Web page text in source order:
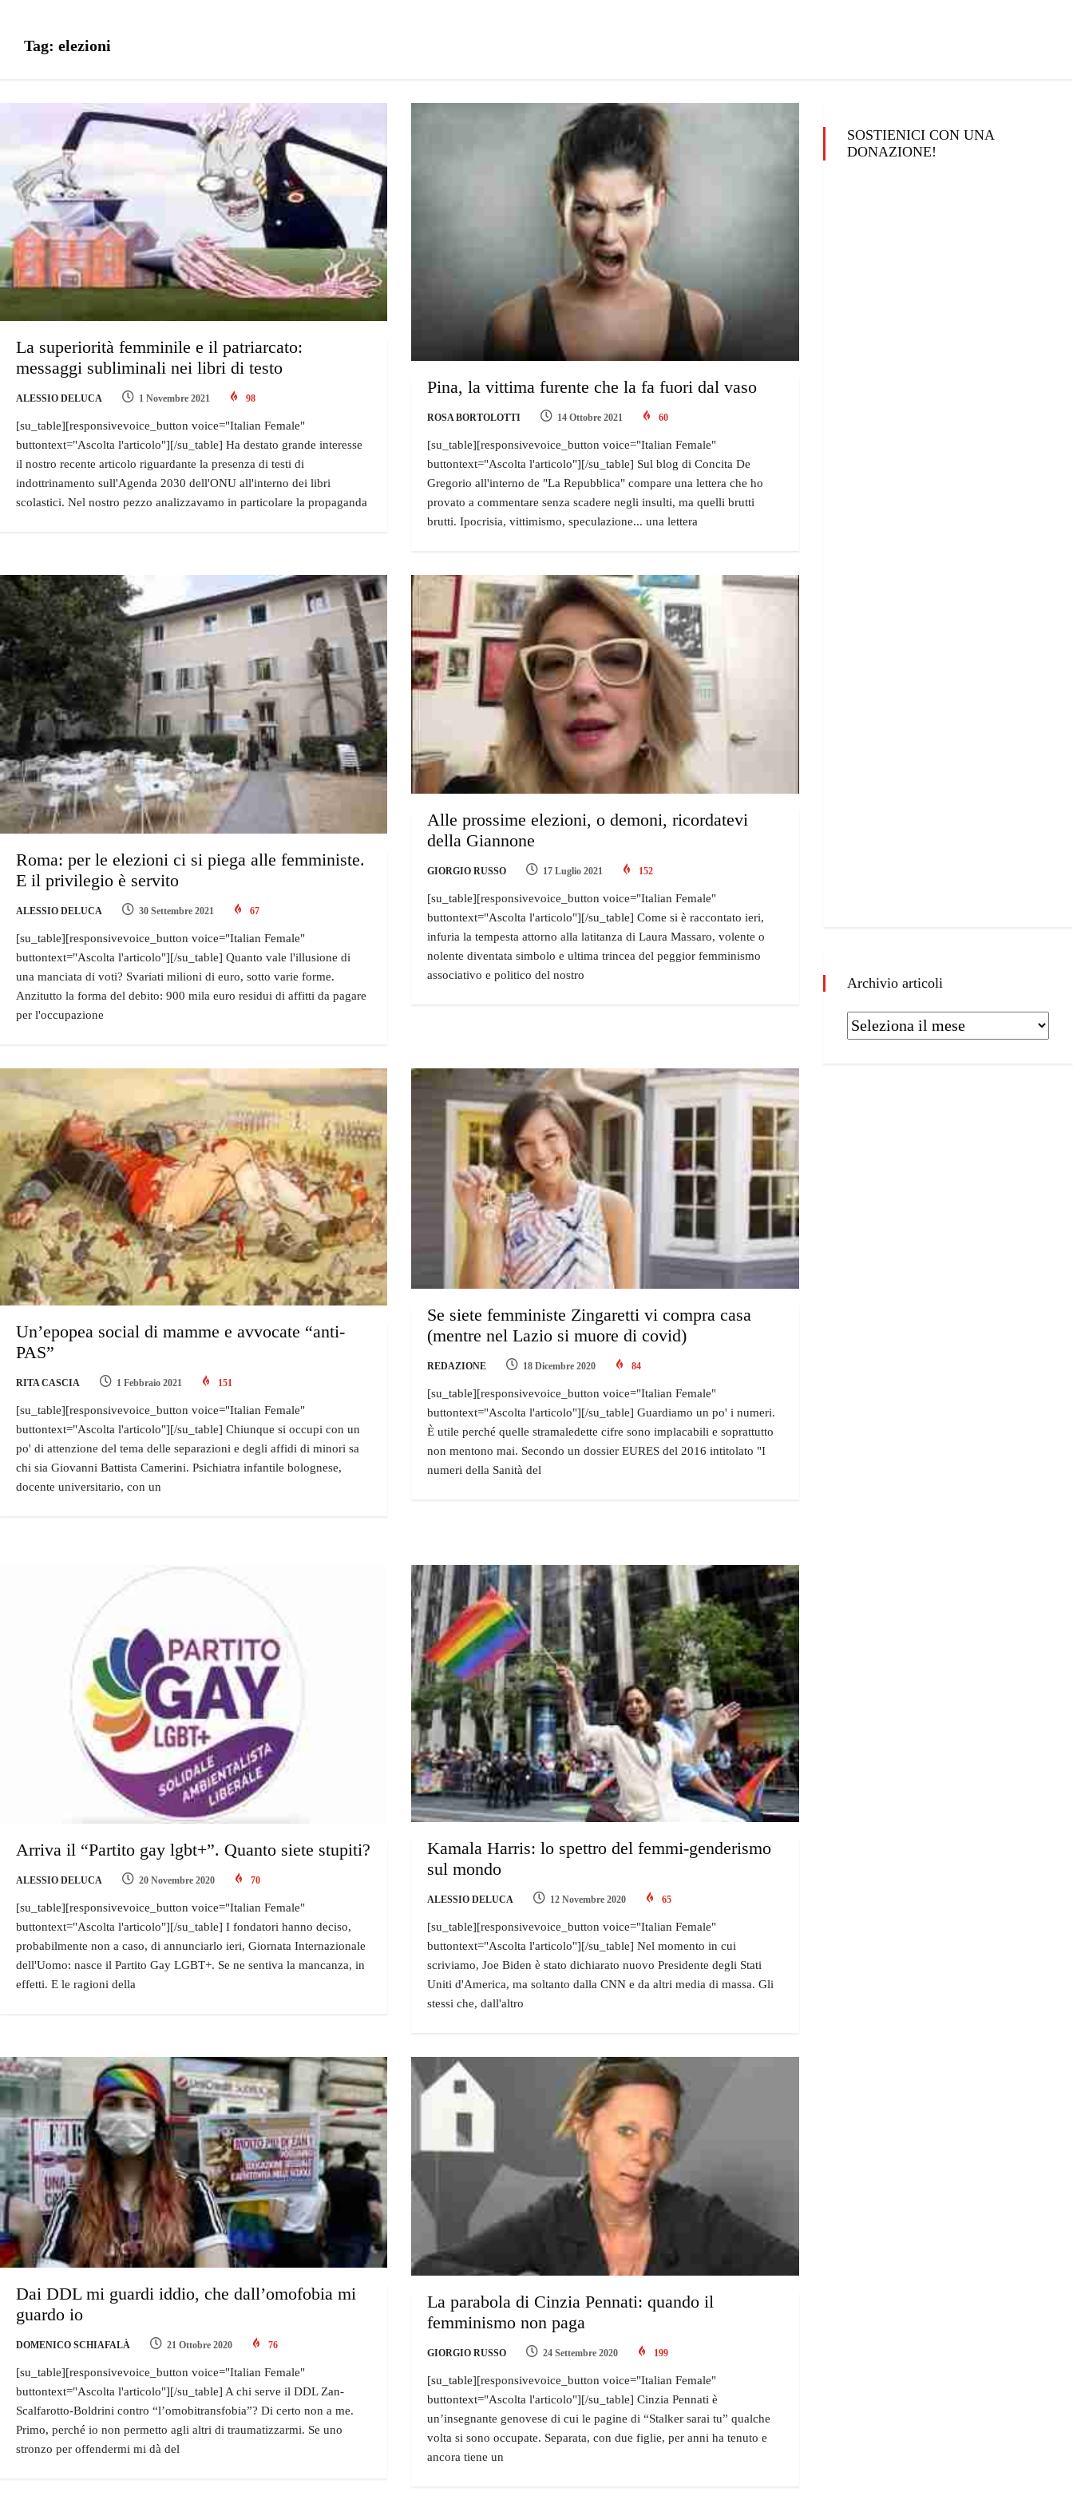
Tag: elezioni
La superiorità femminile e il patriarcato:
messaggi subliminali nei libri di testo
ALESSIO DELUCA 1 Novembre 2021 98
[su_table][responsivevoice_button voice="Italian Female"
buttontext="Ascolta l'articolo"][/su_table] Ha destato grande interesse
il nostro recente articolo riguardante la presenza di testi di
indottrinamento sull'Agenda 2030 dell'ONU all'interno dei libri
scolastici. Nel nostro pezzo analizzavamo in particolare la propaganda
Pina, la vittima furente che la fa fuori dal vaso
ROSA BORTOLOTTI 14 Ottobre 2021 60
[su_table][responsivevoice_button voice="Italian Female"
buttontext="Ascolta l'articolo"][/su_table] Sul blog di Concita De
Gregorio all'interno de "La Repubblica" compare una lettera che ho
provato a commentare senza scadere negli insulti, ma quelli brutti
brutti. Ipocrisia, vittimismo, speculazione... una lettera
Roma: per le elezioni ci si piega alle femministe.
E il privilegio è servito
ALESSIO DELUCA 30 Settembre 2021 67
[su_table][responsivevoice_button voice="Italian Female"
buttontext="Ascolta l'articolo"][/su_table] Quanto vale l'illusione di
una manciata di voti? Svariati milioni di euro, sotto varie forme.
Anzitutto la forma del debito: 900 mila euro residui di affitti da pagare
per l'occupazione
Alle prossime elezioni, o demoni, ricordatevi
della Giannone
GIORGIO RUSSO 17 Luglio 2021 152
[su_table][responsivevoice_button voice="Italian Female"
buttontext="Ascolta l'articolo"][/su_table] Come si è raccontato ieri,
infuria la tempesta attorno alla latitanza di Laura Massaro, volente o
nolente diventata simbolo e ultima trincea del peggior femminismo
associativo e politico del nostro
Un’epopea social di mamme e avvocate “anti-
PAS”
RITA CASCIA 1 Febbraio 2021 151
[su_table][responsivevoice_button voice="Italian Female"
buttontext="Ascolta l'articolo"][/su_table] Chiunque si occupi con un
po' di attenzione del tema delle separazioni e degli affidi di minori sa
chi sia Giovanni Battista Camerini. Psichiatra infantile bolognese,
docente universitario, con un
Se siete femministe Zingaretti vi compra casa
(mentre nel Lazio si muore di covid)
REDAZIONE 18 Dicembre 2020 84
[su_table][responsivevoice_button voice="Italian Female"
buttontext="Ascolta l'articolo"][/su_table] Guardiamo un po' i numeri.
È utile perché quelle stramaledette cifre sono implacabili e soprattutto
non mentono mai. Secondo un dossier EURES del 2016 intitolato "I
numeri della Sanità del
Arriva il “Partito gay lgbt+”. Quanto siete stupiti?
ALESSIO DELUCA 20 Novembre 2020 70
[su_table][responsivevoice_button voice="Italian Female"
buttontext="Ascolta l'articolo"][/su_table] I fondatori hanno deciso,
probabilmente non a caso, di annunciarlo ieri, Giornata Internazionale
dell'Uomo: nasce il Partito Gay LGBT+. Se ne sentiva la mancanza, in
effetti. E le ragioni della
Kamala Harris: lo spettro del femmi-genderismo
sul mondo
ALESSIO DELUCA 12 Novembre 2020 65
[su_table][responsivevoice_button voice="Italian Female"
buttontext="Ascolta l'articolo"][/su_table] Nel momento in cui
scriviamo, Joe Biden è stato dichiarato nuovo Presidente degli Stati
Uniti d'America, ma soltanto dalla CNN e da altri media di massa. Gli
stessi che, dall'altro
Dai DDL mi guardi iddio, che dall’omofobia mi
guardo io
DOMENICO SCHIAFALÀ 21 Ottobre 2020 76
[su_table][responsivevoice_button voice="Italian Female"
buttontext="Ascolta l'articolo"][/su_table] A chi serve il DDL Zan-
Scalfarotto-Boldrini contro “l’omobitransfobia”? Di certo non a me.
Primo, perché io non permetto agli altri di traumatizzarmi. Se uno
stronzo per offendermi mi dà del
La parabola di Cinzia Pennati: quando il
femminismo non paga
GIORGIO RUSSO 24 Settembre 2020 199
[su_table][responsivevoice_button voice="Italian Female"
buttontext="Ascolta l'articolo"][/su_table] Cinzia Pennati è
un’insegnante genovese di cui le pagine di “Stalker sarai tu” qualche
volta si sono occupate. Separata, con due figlie, per anni ha tenuto e
ancora tiene un
SOSTIENICI CON UNA
DONAZIONE!
Archivio articoli